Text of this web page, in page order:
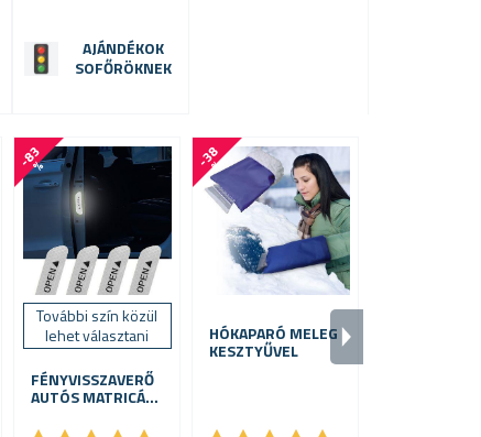
AJÁNDÉKOK
SOFŐRÖKNEK
-
8
3
%
További szín közül
lehet választani
FÉNYVISSZAVERŐ
AUTÓS MATRICÁK
-
3
8
%
HÓKAPARÓ MELEG
KESZTYŰVEL